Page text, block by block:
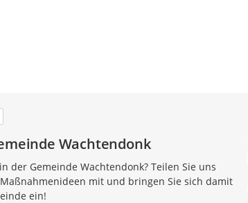
Wachtendonk
der Gemeinde Wachtendonk? Teilen Sie uns
mit und bringen Sie sich damit
ein!